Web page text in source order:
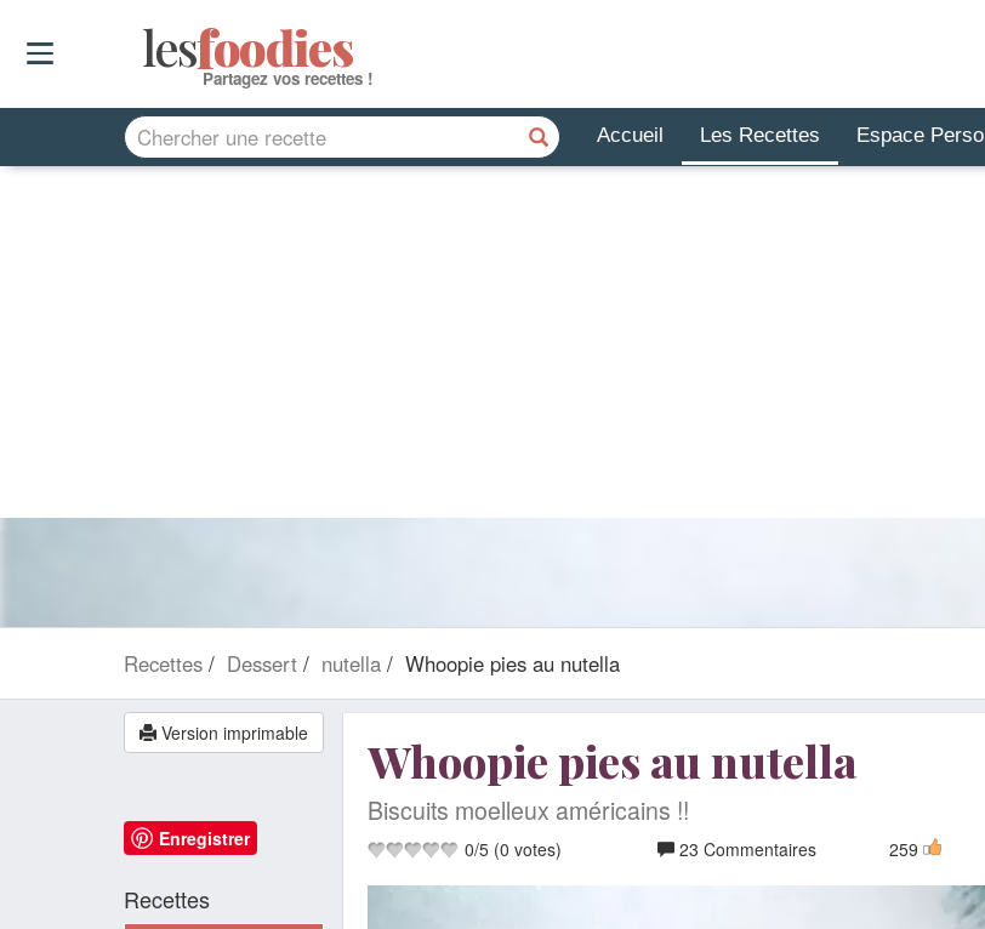
lesfoodies
Partagez vos recettes !
Accueil Les Recettes Espace Perso
Recettes Dessert nutella Whoopie pies au nutella
Whoopie pies au nutella
Biscuits moelleux américains !!
0/5 (0 votes) 23 Commentaires 259
Version imprimable
Enregistrer
Recettes